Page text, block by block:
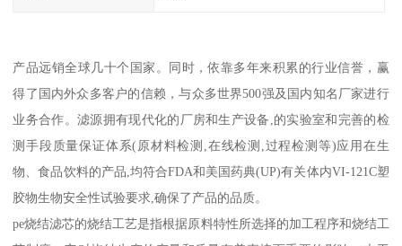
产品远销全球几十个国家。同时，依靠多年来积累的行业信誉，赢
得了国内外众多客户的信赖，与众多世界500强及国内知名厂家进行
业务合作。滤源拥有现代化的厂房和生产设备,的实验室和完善的检
测手段质量保证体系(原材料检测,在线检测,过程检测等)应用在生
物、食品饮料的产品,均符合FDA和美国药典(UP)有关体内VI-121C塑
胶物生物安全性试验要求,确保了产品的品质。
pe烧结滤芯的烧结工艺是指根据原料特性所选择的加工程序和烧结工